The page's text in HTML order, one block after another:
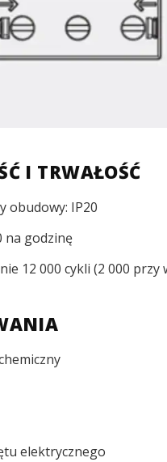
I TRWAŁOŚĆ
obudowy: IP20
na godzinę
12 000 cykli (2 000
elektrycznego